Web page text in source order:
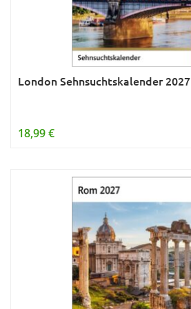
London Sehnsuchtskalender 2027
18,99 €